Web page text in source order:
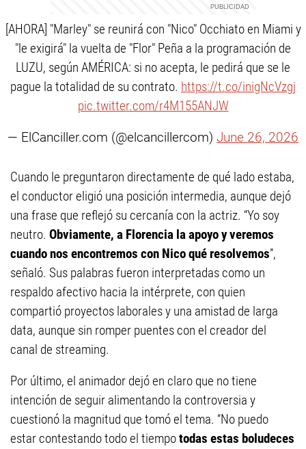
[AHORA] "Marley" se reunirá con "Nico" Occhiato en Miami y
"le exigirá" la vuelta de "Flor" Peña a la programación de
LUZU, según AMÉRICA: si no acepta, le pedirá que se le
pague la totalidad de su contrato. https://t.co/inigNcVzgj
pic.twitter.com/r4M155ANJW
— ElCanciller.com (@elcancillercom) June 26, 2026
Cuando le preguntaron directamente de qué lado estaba,
el conductor eligió una posición intermedia, aunque dejó
una frase que reflejó su cercanía con la actriz. “Yo soy
neutro. Obviamente, a Florencia la apoyo y veremos
cuando nos encontremos con Nico qué resolvemos”,
señaló. Sus palabras fueron interpretadas como un
respaldo afectivo hacia la intérprete, con quien
compartió proyectos laborales y una amistad de larga
data, aunque sin romper puentes con el creador del
canal de streaming.
Por último, el animador dejó en claro que no tiene
intención de seguir alimentando la controversia y
cuestionó la magnitud que tomó el tema. “No puedo
estar contestando todo el tiempotodas estas boludeces